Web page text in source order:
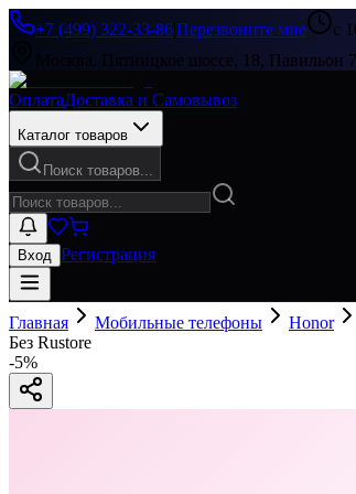
+7 (499) 322-33-86|Перезвоните мне
с
Москва, Пятницкое шоссе, 18, Павильон
ОплатаДоставка и Самовывоз
Каталог товаров
Поиск товаров...
Вход Регистрация
Главная Мобильные телефоны Honor
Без Rustore
-5%